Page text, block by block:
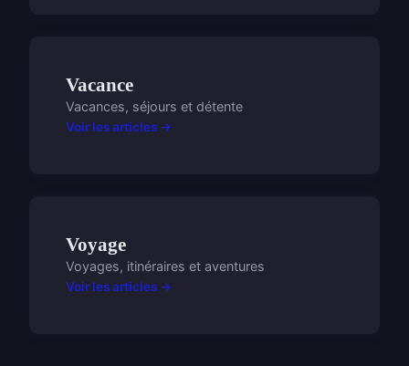
Vacance
Vacances, séjours et détente
Voir les articles →
Voyage
Voyages, itinéraires et aventures
Voir les articles →